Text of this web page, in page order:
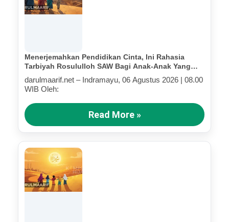
Menerjemahkan Pendidikan Cinta, Ini Rahasia
Tarbiyah Rosululloh SAW Bagi Anak-Anak Yang
Terluka (Bagian IV)
darulmaarif.net – Indramayu, 06 Agustus 2026 | 08.00
WIB Oleh:
Read More »